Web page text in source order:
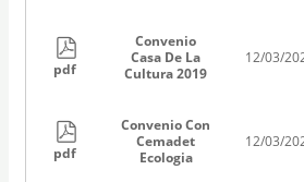
pdf
Convenio
Casa De La
Cultura 2019
12/03/
pdf
Convenio Con
Cemadet
Ecologia
12/03/